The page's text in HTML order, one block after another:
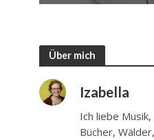
Über mich
Izabella
Ich liebe
Bücher,